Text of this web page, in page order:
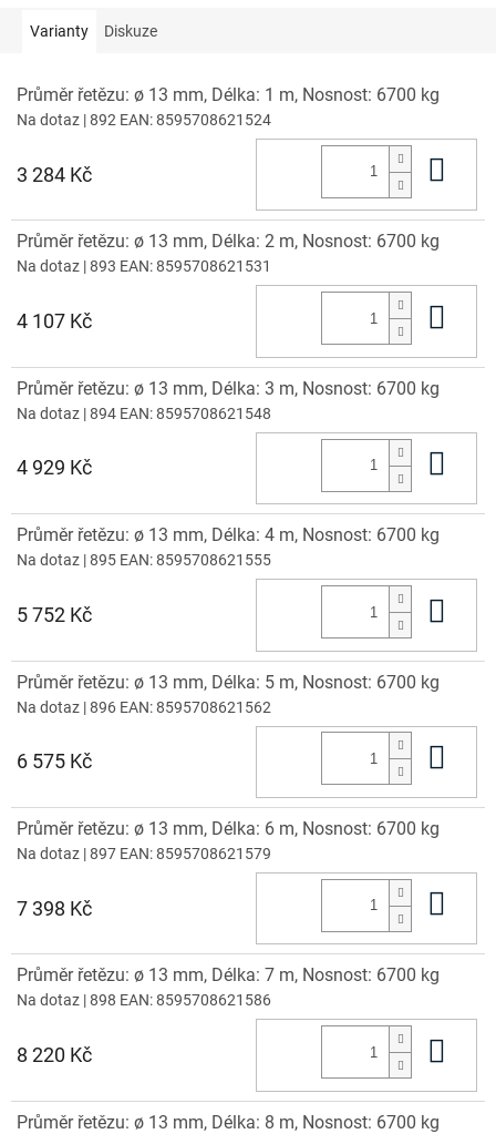
Varianty Diskuze
Průměr řetězu: ø 13 mm, Délka: 1 m, Nosnost: 6700 kg
Na dotaz | 892 EAN:8595708621524
3 284 Kč
Průměr řetězu: ø 13 mm, Délka: 2 m, Nosnost: 6700 kg
Na dotaz | 893 EAN:8595708621531
4 107 Kč
Průměr řetězu: ø 13 mm, Délka: 3 m, Nosnost: 6700 kg
Na dotaz | 894 EAN:8595708621548
4 929 Kč
Průměr řetězu: ø 13 mm, Délka: 4 m, Nosnost: 6700 kg
Na dotaz | 895 EAN:8595708621555
5 752 Kč
Průměr řetězu: ø 13 mm, Délka: 5 m, Nosnost: 6700 kg
Na dotaz | 896 EAN:8595708621562
6 575 Kč
Průměr řetězu: ø 13 mm, Délka: 6 m, Nosnost: 6700 kg
Na dotaz | 897 EAN:8595708621579
7 398 Kč
Průměr řetězu: ø 13 mm, Délka: 7 m, Nosnost: 6700 kg
Na dotaz | 898 EAN:8595708621586
8 220 Kč
Průměr řetězu: ø 13 mm, Délka: 8 m, Nosnost: 6700 kg